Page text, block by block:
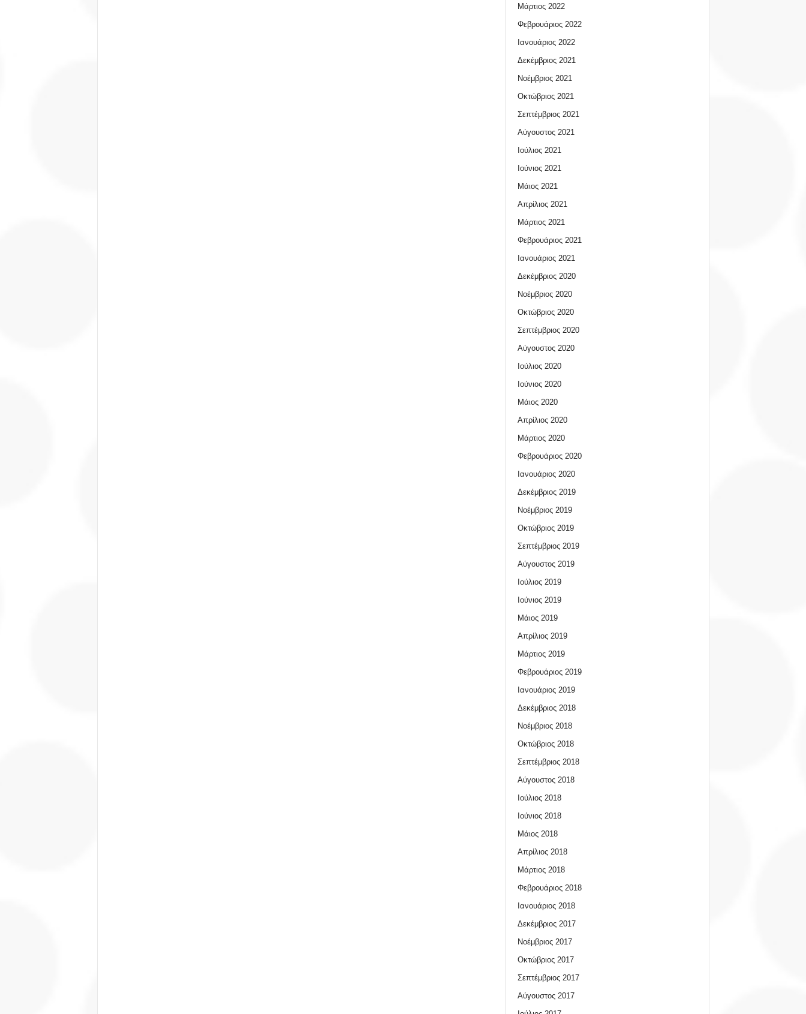
Μάρτιος 2022
Φεβρουάριος 2022
Ιανουάριος 2022
Δεκέμβριος 2021
Νοέμβριος 2021
Οκτώβριος 2021
Σεπτέμβριος 2021
Αύγουστος 2021
Ιούλιος 2021
Ιούνιος 2021
Μάιος 2021
Απρίλιος 2021
Μάρτιος 2021
Φεβρουάριος 2021
Ιανουάριος 2021
Δεκέμβριος 2020
Νοέμβριος 2020
Οκτώβριος 2020
Σεπτέμβριος 2020
Αύγουστος 2020
Ιούλιος 2020
Ιούνιος 2020
Μάιος 2020
Απρίλιος 2020
Μάρτιος 2020
Φεβρουάριος 2020
Ιανουάριος 2020
Δεκέμβριος 2019
Νοέμβριος 2019
Οκτώβριος 2019
Σεπτέμβριος 2019
Αύγουστος 2019
Ιούλιος 2019
Ιούνιος 2019
Μάιος 2019
Απρίλιος 2019
Μάρτιος 2019
Φεβρουάριος 2019
Ιανουάριος 2019
Δεκέμβριος 2018
Νοέμβριος 2018
Οκτώβριος 2018
Σεπτέμβριος 2018
Αύγουστος 2018
Ιούλιος 2018
Ιούνιος 2018
Μάιος 2018
Απρίλιος 2018
Μάρτιος 2018
Φεβρουάριος 2018
Ιανουάριος 2018
Δεκέμβριος 2017
Νοέμβριος 2017
Οκτώβριος 2017
Σεπτέμβριος 2017
Αύγουστος 2017